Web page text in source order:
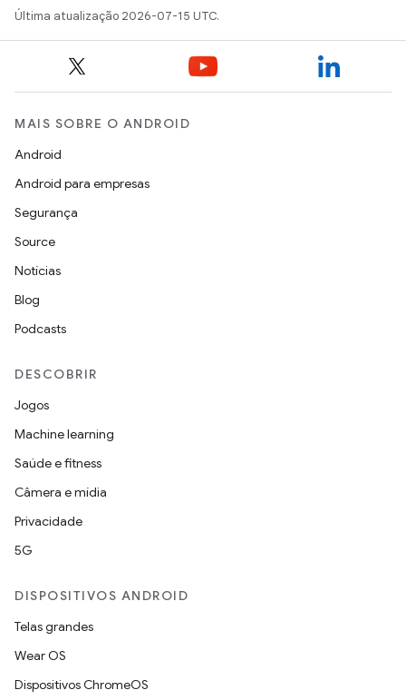
Última atualização 2026-07-15 UTC.
MAIS SOBRE O ANDROID
Android
Android para empresas
Segurança
Source
Notícias
Blog
Podcasts
DESCOBRIR
Jogos
Machine learning
Saúde e fitness
Câmera e mídia
Privacidade
5G
DISPOSITIVOS ANDROID
Telas grandes
Wear OS
Dispositivos ChromeOS